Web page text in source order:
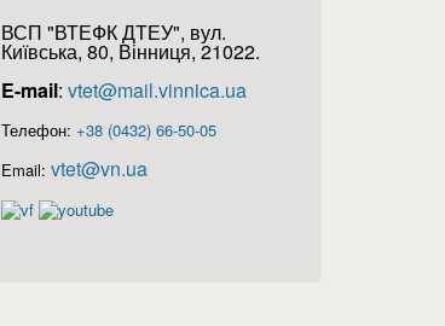
ВСП "ВТЕФК ДТЕУ", вул.
Київська, 80, Вінниця, 21022.
E-mail: vtet@mail.vinnica.ua
Телефон: +38 (0432) 66-50-05
Email: vtet@vn.ua